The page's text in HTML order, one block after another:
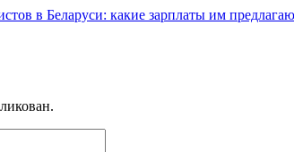
в Беларуси: какие зарплаты им